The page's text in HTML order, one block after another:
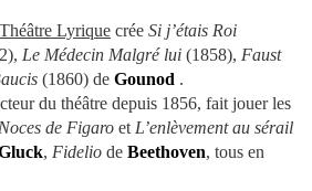
Lyrique crée Si j’étais Roi
Le Médecin Malgré lui (1858), Faust
(1860) de Gounod .
du théâtre depuis 1856, fait jouer les
de Figaro et L’enlèvement au sérail
, Fidelio de Beethoven, tous en